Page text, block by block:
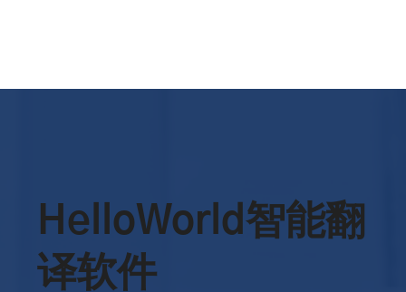
HelloWorld智能翻
译软件